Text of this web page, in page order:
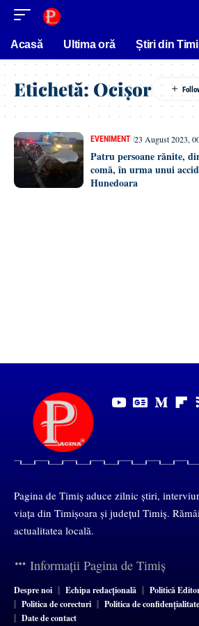
conținut
Acasă Ultima oră Știri din
Etichetă: Ocișor
EVENIMENT 23 August 2023,
Patru persoane rănite,
comă, în urma unui
Hunedoara
Pagina de Timiș aduce zilnic știri,
viața din Timișoara și județul Timiș.
actualitatea locală.
Informații Pagina de Timiș
Despre noi Echipa redacțională
Politică
Politica de corecturi
Politica de confidențialitate
Date de contact